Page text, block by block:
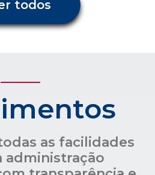
transparência e